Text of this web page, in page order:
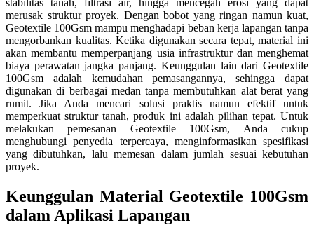
stabilitas tanah, filtrasi air, hingga mencegah erosi yang dapat
merusak struktur proyek. Dengan bobot yang ringan namun kuat,
Geotextile 100Gsm mampu menghadapi beban kerja lapangan tanpa
mengorbankan kualitas. Ketika digunakan secara tepat, material ini
akan membantu memperpanjang usia infrastruktur dan menghemat
biaya perawatan jangka panjang. Keunggulan lain dari Geotextile
100Gsm adalah kemudahan pemasangannya, sehingga dapat
digunakan di berbagai medan tanpa membutuhkan alat berat yang
rumit. Jika Anda mencari solusi praktis namun efektif untuk
memperkuat struktur tanah, produk ini adalah pilihan tepat. Untuk
melakukan pemesanan Geotextile 100Gsm, Anda cukup
menghubungi penyedia terpercaya, menginformasikan spesifikasi
yang dibutuhkan, lalu memesan dalam jumlah sesuai kebutuhan
proyek.
Keunggulan Material Geotextile 100Gsm
dalam Aplikasi Lapangan